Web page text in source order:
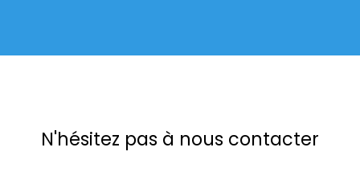
N'hésitez pas à nous contacter